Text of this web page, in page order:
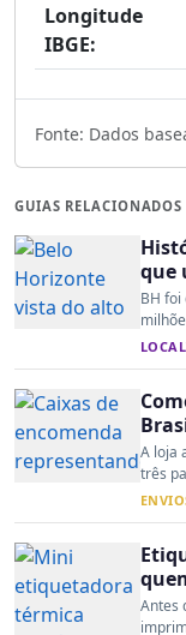
Longitude
IBGE:
Fonte: Dados
GUIAS RELACIONADOS
que
BH
A loja
três
Antes